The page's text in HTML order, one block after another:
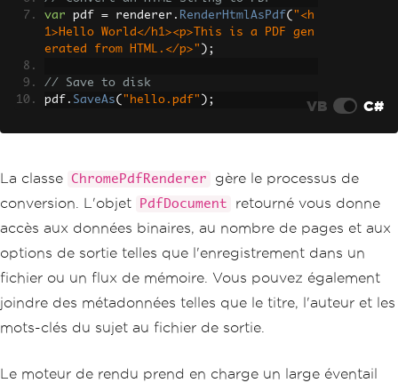
var pdf = renderer . RenderHtmlAsPdf( "<h
1>Hello World</h1><p>This is a PDF gen
erated from HTML.</p>" );
// Save to disk
pdf . SaveAs( "hello.pdf" ); VB C#
La classe ChromePdfRenderer
gère le processus de
conversion. L'objet
PdfDocument
retourné vous donne
accès aux données binaires, au nombre de pages et aux
options de sortie telles que l'enregistrement dans un
fichier ou un flux de mémoire. Vous pouvez également
joindre des métadonnées telles que le titre, l'auteur et les
mots-clés du sujet au fichier de sortie.
Le moteur de rendu prend en charge un large éventail